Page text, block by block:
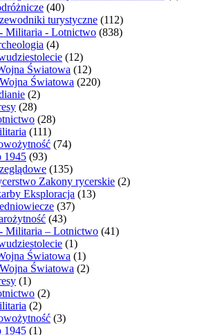
(40)
turystyczne (112)
Militaria - Lotnictwo (838)
(4)
(12)
Światowa (12)
Światowa (220)
(2)
(28)
(28)
(111)
(74)
1945 (93)
(135)
Zakony rycerskie (2)
Eksploracja (13)
(37)
(43)
Militaria – Lotnictwo (41)
(1)
Światowa (1)
Światowa (2)
(1)
(2)
(2)
(3)
1945 (1)